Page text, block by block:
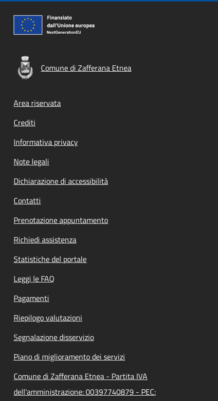
Comune di Zafferana Etnea
Footer menu
Area riservata
Crediti
Informativa privacy
Note legali
Dichiarazione di accessibilità
Contatti
Prenotazione appuntamento
Richiedi assistenza
Statistiche del portale
Leggi le FAQ
Pagamenti
Riepilogo valutazioni
Segnalazione disservizio
Piano di miglioramento dei servizi
Comune di Zafferana Etnea - Partita IVA
dell'amministrazione: 00397740879 - PEC: